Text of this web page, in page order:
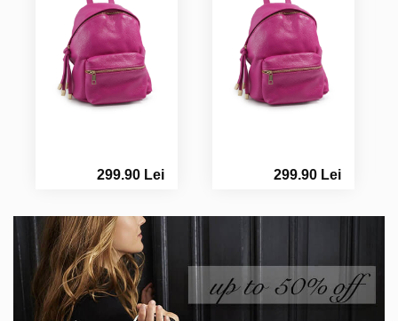
299.90 Lei 299.90 Lei